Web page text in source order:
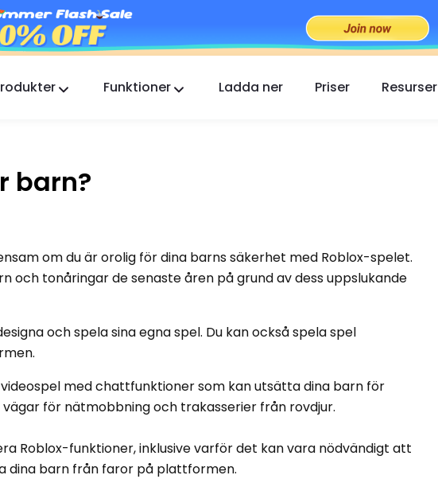
FlashGet Finder
Funktioner Ladda ner Priser Resurser
barn?
om du är orolig för dina barns säkerhet med Roblox-spelet.
och tonåringar de senaste åren på grund av dess uppslukande
och spela sina egna spel. Du kan också spela spel
med chattfunktioner som kan utsätta dina barn för
för nätmobbning och trakasserier från rovdjur.
Roblox-funktioner, inklusive varför det kan vara nödvändigt att
dina barn från faror på plattformen.